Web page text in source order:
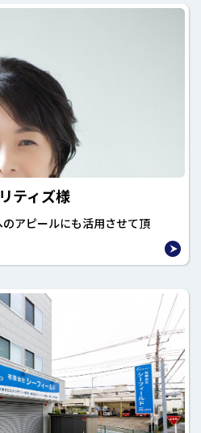
ティズ様
アピールにも活用させて頂